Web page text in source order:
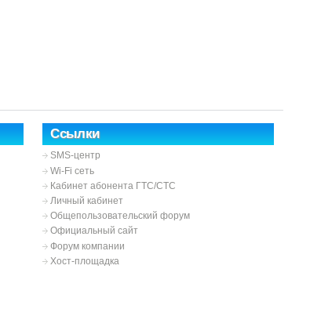
Ссылки
SMS-центр
Wi-Fi сеть
Кабинет абонента ГТС/СТС
Личный кабинет
Общепользовательский форум
Официальный сайт
Форум компании
Хост-площадка